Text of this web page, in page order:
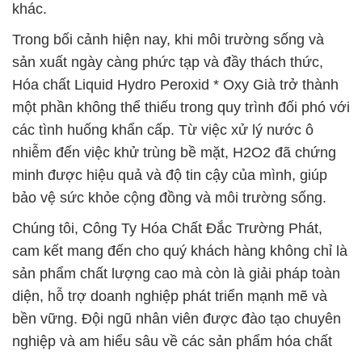
khác.
Trong bối cảnh hiện nay, khi môi trường sống và
sản xuất ngày càng phức tạp và đầy thách thức,
Hóa chất Liquid Hydro Peroxid * Oxy Già trở thành
một phần không thể thiếu trong quy trình đối phó với
các tình huống khẩn cấp. Từ việc xử lý nước ô
nhiễm đến việc khử trùng bề mặt, H2O2 đã chứng
minh được hiệu quả và độ tin cậy của mình, giúp
bảo vệ sức khỏe cộng đồng và môi trường sống.
Chúng tôi, Công Ty Hóa Chất Đắc Trường Phát,
cam kết mang đến cho quý khách hàng không chỉ là
sản phẩm chất lượng cao mà còn là giải pháp toàn
diện, hỗ trợ doanh nghiệp phát triển mạnh mẽ và
bền vững. Đội ngũ nhân viên được đào tạo chuyên
nghiệp và am hiểu sâu về các sản phẩm hóa chất